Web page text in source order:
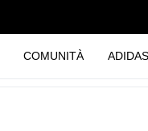
COMUNITÀ